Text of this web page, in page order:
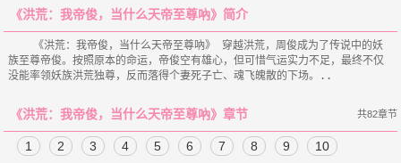
《洪荒：我帝俊，当什么天帝至尊吶》简介
族至尊帝俊。按照原本的命运，帝俊空有雄心，但可惜气运实力不足，最终不仅
《洪荒：我帝俊，当什么天帝至尊吶》章节 共82章节
1 2 3 4 5 6 7 8 9 10